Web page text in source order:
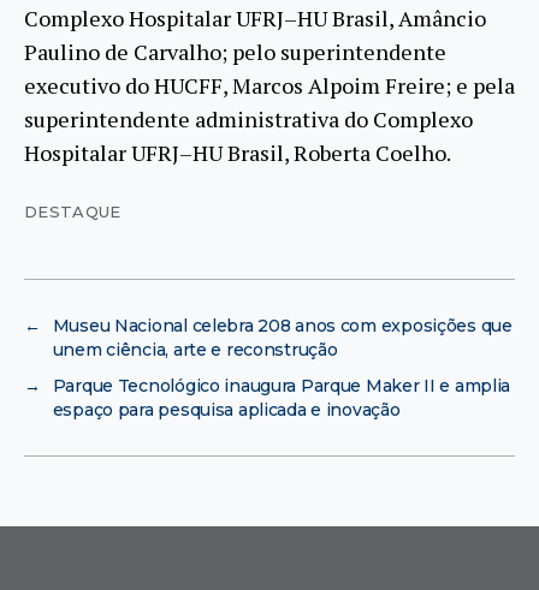
Complexo Hospitalar UFRJ–HU Brasil, Amâncio
Paulino de Carvalho; pelo superintendente
executivo do HUCFF, Marcos Alpoim Freire; e pela
superintendente administrativa do Complexo
Hospitalar UFRJ–HU Brasil, Roberta Coelho.
DESTAQUE
←
Museu Nacional celebra 208 anos com exposições que
unem ciência, arte e reconstrução
→
Parque Tecnológico inaugura Parque Maker II e amplia
espaço para pesquisa aplicada e inovação